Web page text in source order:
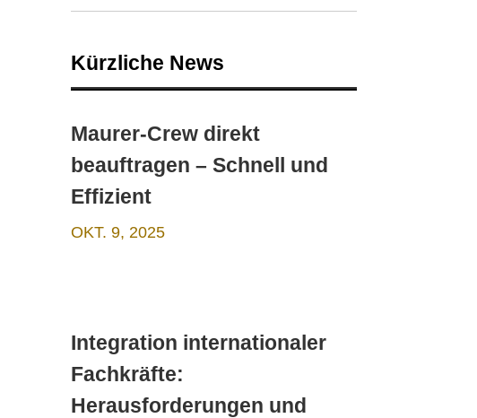
Kürzliche News
Maurer-Crew direkt
beauftragen – Schnell und
Effizient
OKT. 9, 2025
Integration internationaler
Fachkräfte:
Herausforderungen und